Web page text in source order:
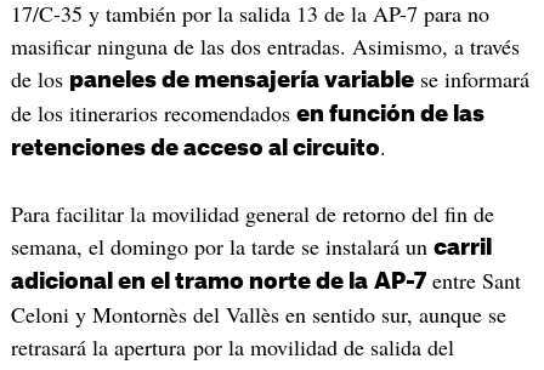
17/C-35 y también por la salida 13 de la AP-7 para no
masificar ninguna de las dos entradas. Asimismo, a través
de los paneles de mensajería variablese informará
de los itinerarios recomendados en función de las
retenciones de acceso al circuito.
Para facilitar la movilidad general de retorno del fin de
semana, el domingo por la tarde se instalará un carril
adicional en el tramo norte de la AP-7entre Sant
Celoni y Montornès del Vallès en sentido sur, aunque se
retrasará la apertura por la movilidad de salida del